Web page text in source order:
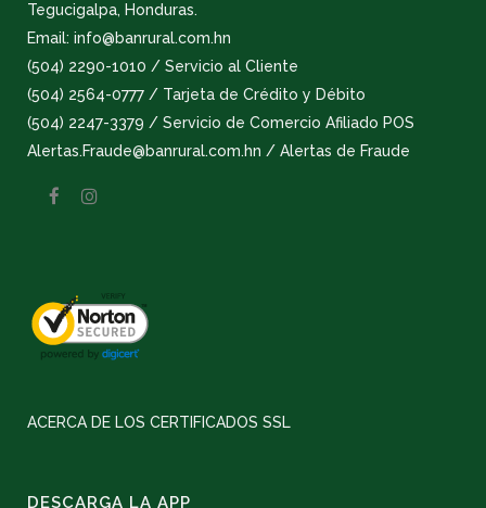
Tegucigalpa, Honduras.
Email: info@banrural.com.hn
(504) 2290-1010 / Servicio al Cliente
(504) 2564-0777 / Tarjeta de Crédito y Débito
(504) 2247-3379 / Servicio de Comercio Afiliado POS
Alertas.Fraude@banrural.com.hn / Alertas de Fraude
ACERCA DE LOS CERTIFICADOS SSL
DESCARGA LA APP